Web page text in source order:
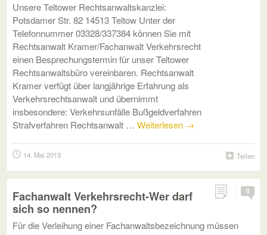
Unsere Teltower Rechtsanwaltskanzlei:
Potsdamer Str. 82 14513 Teltow Unter der
Telefonnummer 03328/337384 können Sie mit
Rechtsanwalt Kramer/Fachanwalt Verkehrsrecht
einen Besprechungstermin für unser Teltower
Rechtsanwaltsbüro vereinbaren. Rechtsanwalt
Kramer verfügt über langjährige Erfahrung als
Verkehrsrechtsanwalt und übernimmt
insbesondere: Verkehrsunfälle Bußgeldverfahren
Strafverfahren Rechtsanwalt … Weiterlesen →
Teilen
14. Mai 2013
0
Fachanwalt Verkehrsrecht-Wer darf
sich so nennen?
Für die Verleihung einer Fachanwaltsbezeichnung müssen